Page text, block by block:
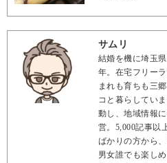
サムリ
結婚を機に埼玉
年。在宅フリー
まれも育ちも三
コと暮らしてい
動し、地域情報
営。5,000記事以
ばかりの方から
男女誰でも楽し